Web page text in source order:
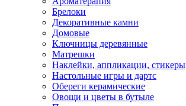
Брелоки
Декоративные камни
Домовые
Ключницы деревянные
Матрешки
Наклейки, аппликации, стикеры
Настольные игры и дартс
Обереги керамические
Овощи и цветы в бутыле